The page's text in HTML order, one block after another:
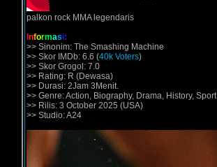
palkon rock MMA legendaris
nformasi:
>> Sinonim: The Smashing Machine
>> Skor IMDb: 6.6 (40k Voters)
>> Skor Grogol: 7.0
>> Rating: R (Dewasa)
>> Durasi: 2Jam 3Menit.
>> Genre: Action, Biography, Drama, History, Sport
>> Rilis: 3 October 2025 (USA)
>> Studio: A24